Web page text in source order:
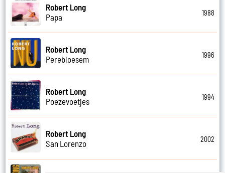
Robert Long
Papa
1988
Robert Long
Perebloesem
1996
Robert Long
Poezevoetjes
1994
Robert Long
San Lorenzo
2002